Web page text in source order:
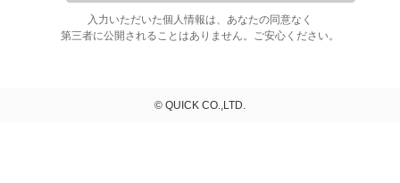
入力いただいた個人情報は、あなたの同意なく
第三者に公開されることはありません。ご安心ください。
© QUICK CO.,LTD.